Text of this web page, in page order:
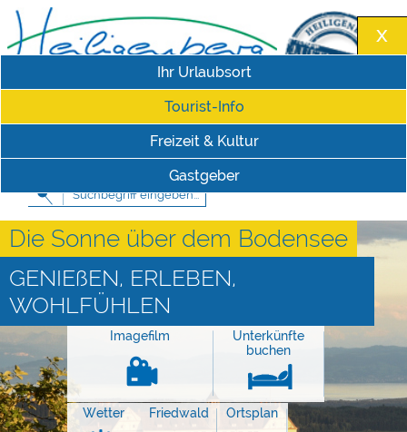
Impressum|Datenschutzerklärung Schriftgröße
Die Sonne über dem Bodensee
GENIEßEN, ERLEBEN,
WOHLFÜHLEN
Imagefilm
Unterkünfte
buchen
Wetter Friedwald Ortsplan
Ihr Urlaubsort
Tourist-Info
Freizeit & Kultur
Gastgeber